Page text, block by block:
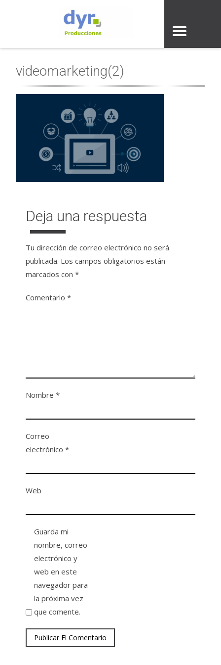
videomarketing(2)
Deja una respuesta
Tu dirección de correo electrónico no será
publicada. Los campos obligatorios están
marcados con*
Comentario*
Nombre*
Correo
electrónico*
Web
Guarda mi
nombre, correo
electrónico y
web en este
navegador para
la próxima vez
que comente.